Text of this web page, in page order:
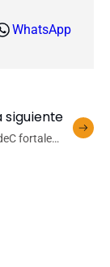
WhatsApp
siguiente
fortalece